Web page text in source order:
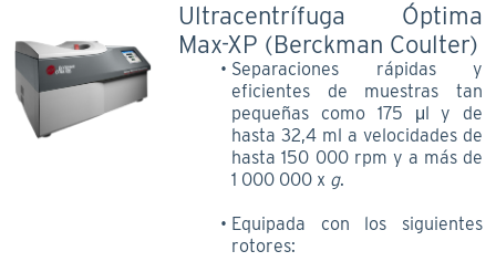
Ultracentrífuga Óptima
Max-XP (Berckman Coulter)
Separaciones rápidas y
eficientes de muestras tan
pequeñas como 175 μl y de
hasta 32,4 ml a velocidades de
hasta 150 000 rpm y a más de
1 000 000 x g.
Equipada con los siguientes
rotores: